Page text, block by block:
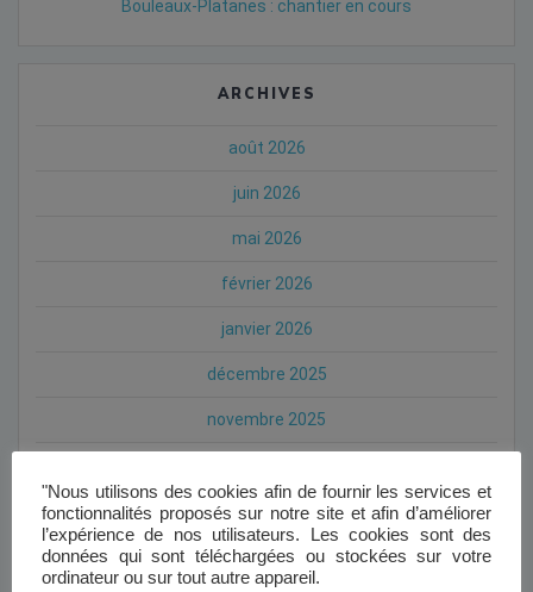
Bouleaux-Platanes : chantier en cours
ARCHIVES
août 2026
juin 2026
mai 2026
février 2026
janvier 2026
décembre 2025
novembre 2025
septembre 2025
juillet 2025
"Nous utilisons des cookies afin de fournir les services et
fonctionnalités proposés sur notre site et afin d’améliorer
l’expérience de nos utilisateurs. Les cookies sont des
données qui sont téléchargées ou stockées sur votre
ordinateur ou sur tout autre appareil.